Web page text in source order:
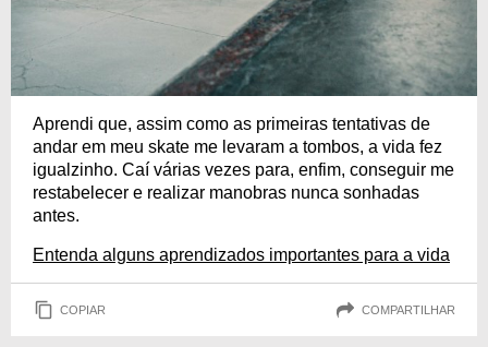
Aprendi que, assim como as primeiras tentativas de
andar em meu skate me levaram a tombos, a vida fez
igualzinho. Caí várias vezes para, enfim, conseguir me
restabelecer e realizar manobras nunca sonhadas
antes.
Entenda alguns aprendizados importantes para a vida
COPIAR COMPARTILHAR